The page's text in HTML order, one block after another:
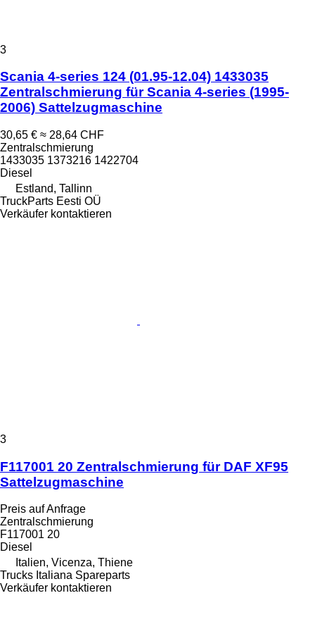
3
Scania 4-series 124 (01.95-12.04) 1433035
Zentralschmierung für Scania 4-series (1995-
2006) Sattelzugmaschine
30,65 € ≈ 28,64 CHF
Zentralschmierung
1433035 1373216 1422704
Diesel
Estland, Tallinn
TruckParts Eesti OÜ
Verkäufer kontaktieren
3
F117001 20 Zentralschmierung für DAF XF95
Sattelzugmaschine
Preis auf Anfrage
Zentralschmierung
F117001 20
Diesel
Italien, Vicenza, Thiene
Trucks Italiana Spareparts
Verkäufer kontaktieren